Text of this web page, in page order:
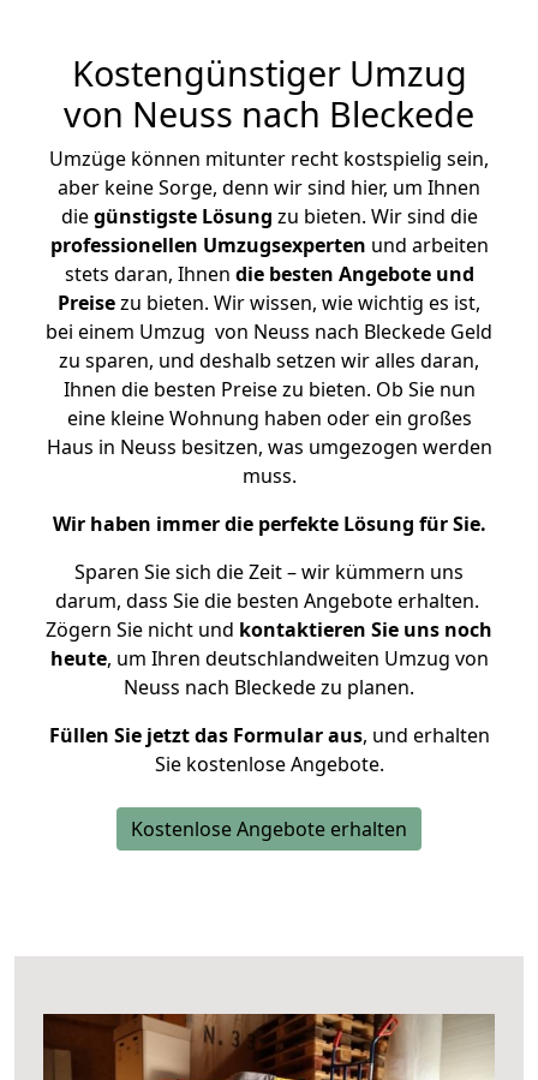
Kostengünstiger Umzug
von Neuss nach Bleckede
Umzüge können mitunter recht kostspielig sein,
aber keine Sorge, denn wir sind hier, um Ihnen
diegünstigste Lösung zu bieten. Wir sind die
professionellen Umzugsexperten und arbeiten
stets daran, Ihnen die besten Angebote und
Preisezu bieten. Wir wissen, wie wichtig es ist,
bei einem Umzug von Neuss nach Bleckede Geld
zu sparen, und deshalb setzen wir alles daran,
Ihnen die besten Preise zu bieten. Ob Sie nun
eine kleine Wohnung haben oder ein großes
Haus in Neuss besitzen, was umgezogen werden
muss.
Wir haben immer die perfekte Lösung für Sie.
Sparen Sie sich die Zeit – wir kümmern uns
darum, dass Sie die besten Angebote erhalten.
Zögern Sie nicht und kontaktieren Sie uns noch
heute, um Ihren deutschlandweiten Umzug von
Neuss nach Bleckede zu planen.
Füllen Sie jetzt das Formular aus, und erhalten
Sie kostenlose Angebote.
Kostenlose Angebote erhalten